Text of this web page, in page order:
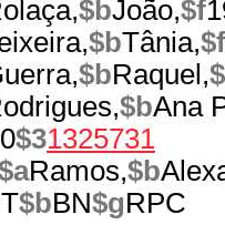
$bJoão,$f
$bTânia,$f
$bRaquel,
$bAna
$31325731
Ramos,$b
$bBN$gRPC